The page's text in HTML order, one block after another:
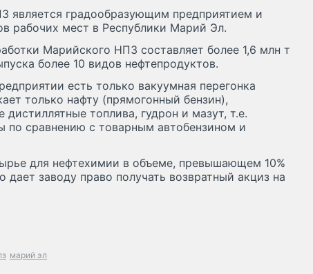
является градообразующим предприятием и
рабочих мест в Республики Марий Эл.
Марийского НПЗ составляет более 1,6 млн т
более 10 видов нефтепродуктов.
есть только вакуумная перегонка
только нафту (прямогонный бензин),
дистиллятные топлива, гудрон и мазут, т.е.
по сравнению с товарным автобензином и
для нефтехимии в объеме, превышающем 10%
дает заводу право получать возвратный акциз на
марий эл